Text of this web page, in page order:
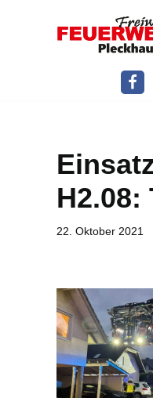
H2.08:
22. Oktober 2021